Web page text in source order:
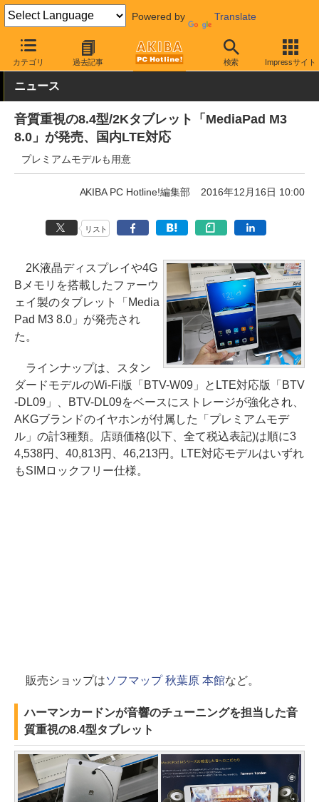
Powered by Translate
カテゴリ 過去記事 検索 Impressサイト
AKIBA PC Hotline! モバイル タブレット SIMフリータブレット
ニュース
音質重視の8.4型/2Kタブレット「MediaPad M3
8.0」が発売、国内LTE対応
プレミアムモデルも用意
AKIBA PC Hotline!編集部 2016年12月16日 10:00
リスト
2K液晶ディスプレイや4G
Bメモリを搭載したファーウ
ェイ製のタブレット「Media
Pad M3 8.0」が発売され
た。
ラインナップは、スタン
ダードモデルのWi-Fi版「BTV-W09」とLTE対応版「BTV
-DL09」、BTV-DL09をベースにストレージが強化され、
AKGブランドのイヤホンが付属した「プレミアムモデ
ル」の計3種類。店頭価格(以下、全て税込表記)は順に3
4,538円、40,813円、46,213円。LTE対応モデルはいずれ
もSIMロックフリー仕様。
販売ショップはソフマップ 秋葉原 本館など。
ハーマンカードンが音響のチューニングを担当した音
質重視の8.4型タブレット